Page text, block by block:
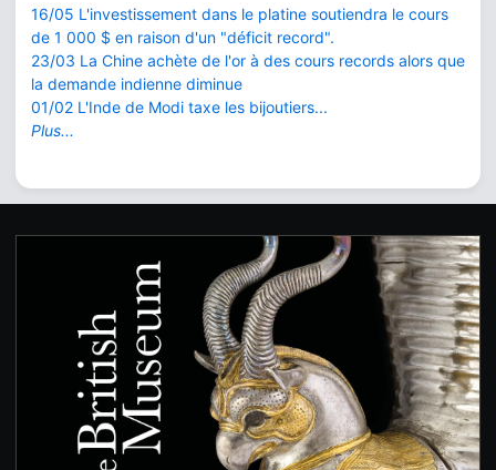
16/05 L'investissement dans le platine soutiendra le cours
de 1 000 $ en raison d'un "déficit record".
23/03 La Chine achète de l'or à des cours records alors que
la demande indienne diminue
01/02 L'Inde de Modi taxe les bijoutiers...
Plus...